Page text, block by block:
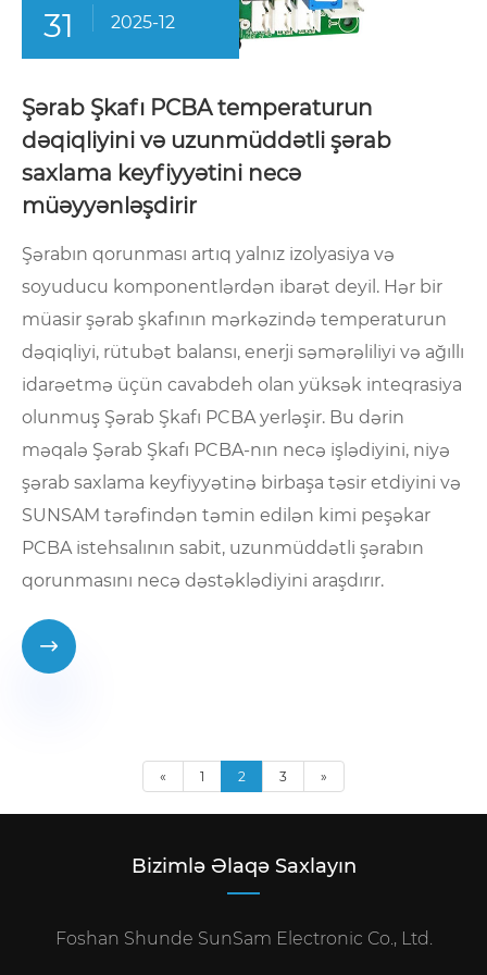
31 2025-12
Şərab Şkafı PCBA temperaturun
dəqiqliyini və uzunmüddətli şərab
saxlama keyfiyyətini necə
müəyyənləşdirir
Şərabın qorunması artıq yalnız izolyasiya və
soyuducu komponentlərdən ibarət deyil. Hər bir
müasir şərab şkafının mərkəzində temperaturun
dəqiqliyi, rütubət balansı, enerji səmərəliliyi və ağıllı
idarəetmə üçün cavabdeh olan yüksək inteqrasiya
olunmuş Şərab Şkafı PCBA yerləşir. Bu dərin
məqalə Şərab Şkafı PCBA-nın necə işlədiyini, niyə
şərab saxlama keyfiyyətinə birbaşa təsir etdiyini və
SUNSAM tərəfindən təmin edilən kimi peşəkar
PCBA istehsalının sabit, uzunmüddətli şərabın
qorunmasını necə dəstəklədiyini araşdırır.

« 1 2 3 »
Bizimlə Əlaqə Saxlayın
Foshan Shunde SunSam Electronic Co., Ltd.